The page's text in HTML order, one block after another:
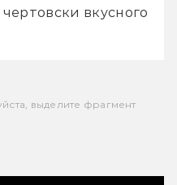
вкусного
выделите фрагмент